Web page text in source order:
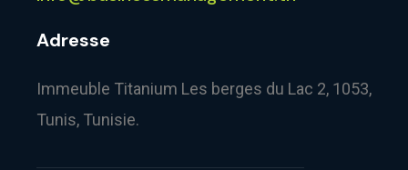
Adresse
Immeuble Titanium Les berges du Lac 2, 1053,
Tunis, Tunisie.